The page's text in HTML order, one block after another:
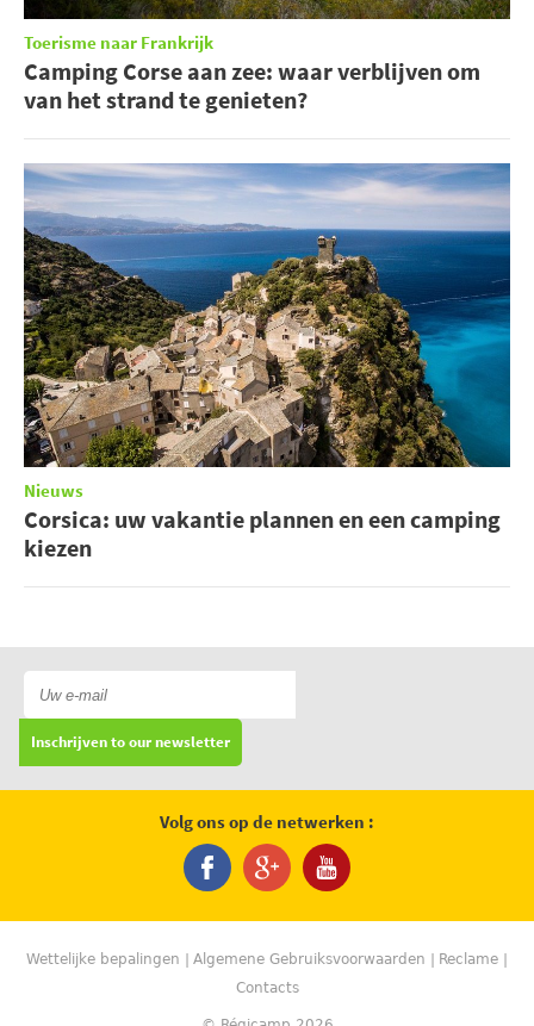
Toerisme naar Frankrijk
Camping Corse aan zee: waar verblijven om
van het strand te genieten?
Nieuws
Corsica: uw vakantie plannen en een camping
kiezen
Inschrijven to our newsletter
Volg ons op de netwerken :
Wettelijke bepalingen Algemene Gebruiksvoorwaarden
Reclame
Contacts